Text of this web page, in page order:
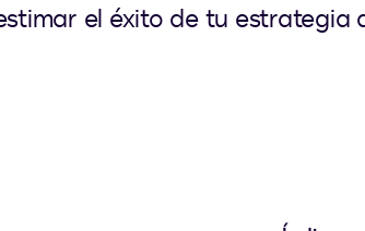
el éxito de tu estrategia